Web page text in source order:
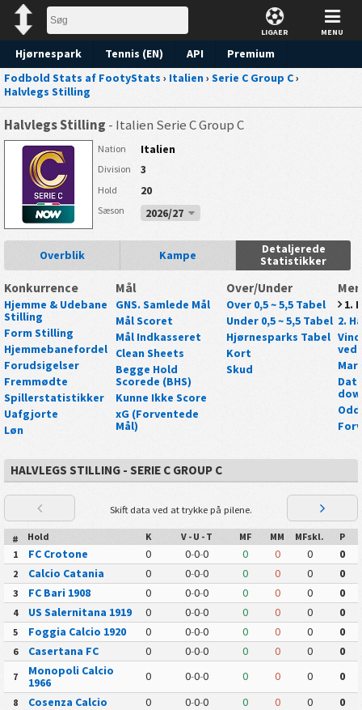
LIGAER MENU
Hjørnespark Tennis (EN) API Premium
Forudsigelse
Fodbold Stats af FootyStats › Italien› Serie C Group C›
Halvlegs Stilling
Halvlegs Stilling - Italien Serie C Group C
Nation Italien
Division 3
Hold 20
Sæson 2026/27
Overblik Kampe
Detaljerede
Statistikker
Konkurrence
Hjemme & Udebane
Stilling
Form Stilling
Hjemmebanefordel
Forudsigelser
Fremmødte
Spillerstatistikker
Uafgjorte
Løn
Mål
GNS. Samlede Mål
Mål Scoret
Mål Indkasseret
Clean Sheets
Begge Hold
Scorede (BHS)
Kunne Ikke Score
xG (Forventede
Mål)
Over/Under
Over 0,5 ~ 5,5 Tabel
Under 0,5 ~ 5,5 Tabel
Hjørnesparks Tabel
Kort
Skud
1.
2.
ved
HALVLEGS STILLING - SERIE C GROUP C
Skift data ved at trykke på pilene.
# Hold K V - U - T MF MM MFskl.
P
1
FC Crotone 0 0-0-0 0 0 0 0
2 Calcio Catania 0 0-0-0 0 0 0 0
3 FC Bari 1908 0 0-0-0 0 0 0 0
4 US Salernitana 1919 0 0-0-0 0 0 0 0
5 Foggia Calcio 1920 0 0-0-0 0 0 0 0
6 Casertana FC 0 0-0-0 0 0 0 0
7
Monopoli Calcio
1966
0 0-0-0 0 0 0 0
8 Cosenza Calcio 0 0-0-0 0 0 0 0